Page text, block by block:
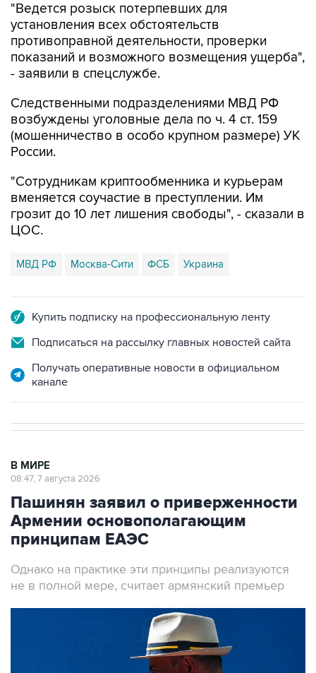
"Ведется розыск потерпевших для
установления всех обстоятельств
противоправной деятельности, проверки
показаний и возможного возмещения ущерба",
- заявили в спецслужбе.
Следственными подразделениями МВД РФ
возбуждены уголовные дела по ч. 4 ст. 159
(мошенничество в особо крупном размере) УК
России.
"Сотрудникам криптообменника и курьерам
вменяется соучастие в преступлении. Им
грозит до 10 лет лишения свободы", - сказали в
ЦОС.
МВД РФ Москва-Сити ФСБ Украина
Купить подписку на профессиональную ленту
Подписаться на рассылку главных новостей сайта
Получать оперативные новости в официальном
канале
В МИРЕ
08:47, 7 августа 2026
Пашинян заявил о приверженности
Армении основополагающим
принципам ЕАЭС
Однако на практике эти принципы реализуются
не в полной мере, считает армянский премьер